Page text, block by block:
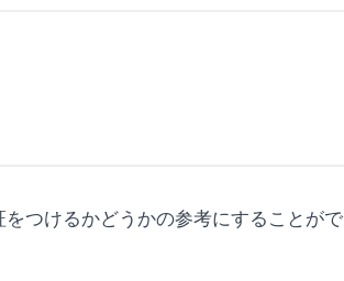
つけるかどうかの参考にすることがで